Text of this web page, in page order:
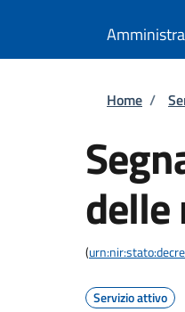
Home /
(
Servizio attivo